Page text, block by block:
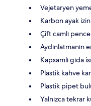
Vejetaryen
Karbon ayak
Çift camlı
Aydınlatmanın
Kapsamlı gıda
Plastik kahve
Plastik pipet
Yalnızca tekrar